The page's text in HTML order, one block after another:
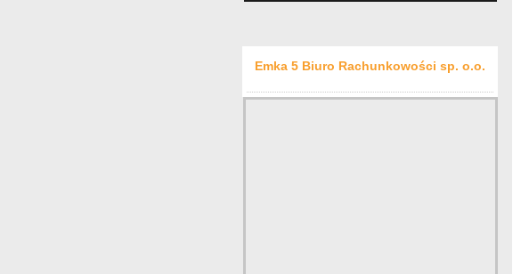
Emka 5 Biuro Rachunkowości sp. o.o.